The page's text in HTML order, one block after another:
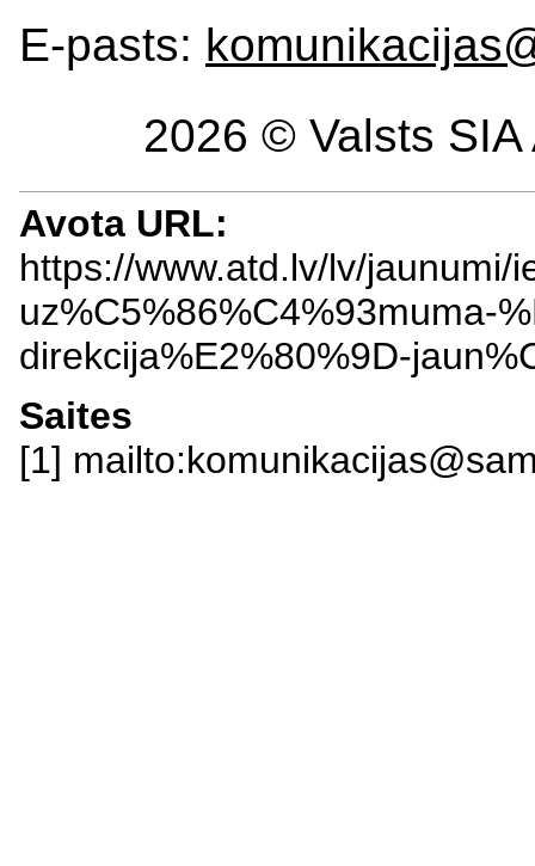
E-pasts:
2026 © Valsts
Avota URL:
https://www.atd.lv/lv/jaunumi/
uz%C5%86%C4%93muma-
direkcija%E2%80%9D-
Saites
[1]